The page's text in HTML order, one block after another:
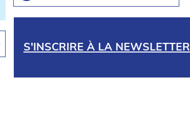
S'INSCRIRE À LA NEWSLETTER